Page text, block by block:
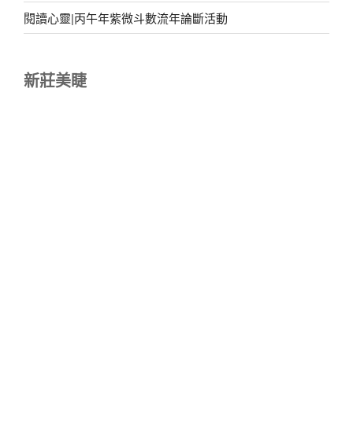
閱讀心靈|丙午年紫微斗數流年論斷活動
新莊美睫